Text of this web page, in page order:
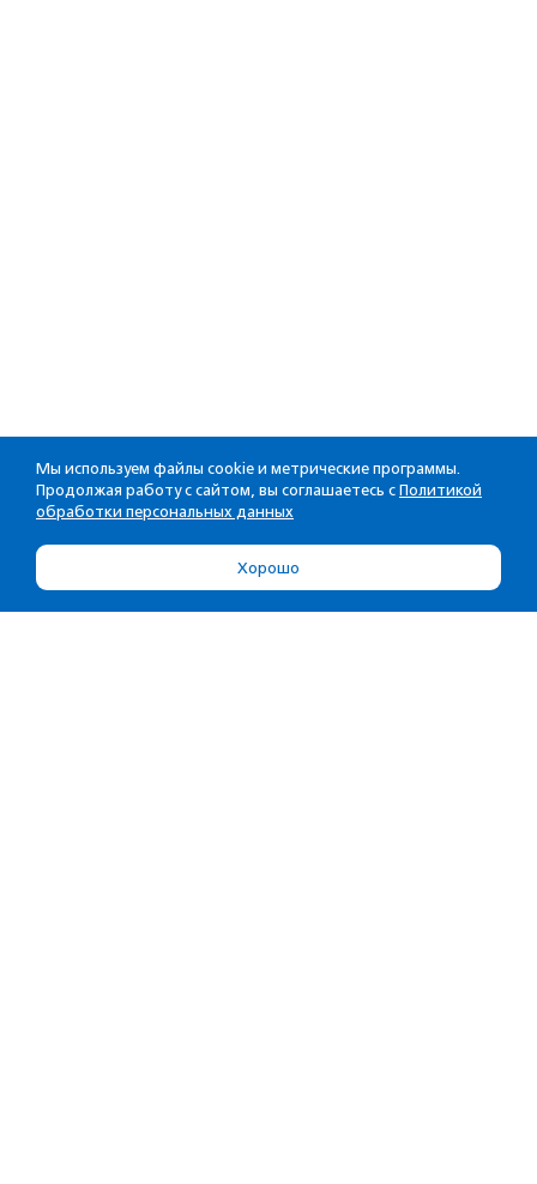
Мы используем файлы cookie и метрические программы.
Продолжая работу с сайтом, вы соглашаетесь с Политикой
обработки персональных данных
Хорошо